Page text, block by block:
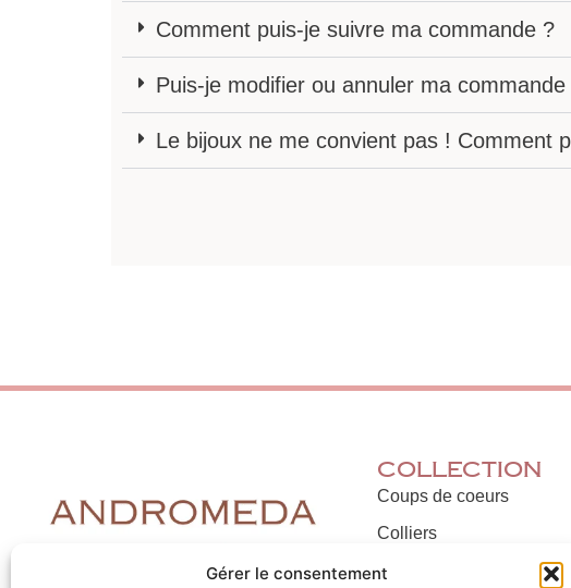
Gérer le consentement
Comment puis-je suivre ma commande ?
Puis-je modifier ou annuler ma commande
Le bijoux ne me convient pas ! Comment
Collection
Coups de coeurs
Colliers
Bracelets